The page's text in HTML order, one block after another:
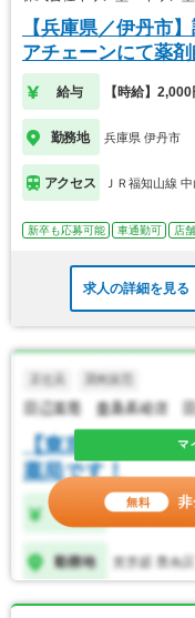
【兵庫県／伊丹市
アチェーンにて薬
給与 【時給】2,000
勤務地 兵庫県 伊丹市
アクセス ＪＲ福知山線
新卒も応募可能 車通勤可 店
求人の詳細を見る